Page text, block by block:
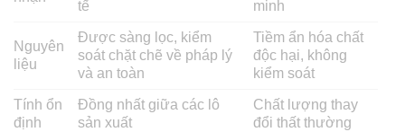
tế
minh
Nguyên
liệu
Được sàng lọc, kiểm
soát chặt chẽ về pháp lý
và an toàn
Tiềm ẩn hóa chất
độc hại, không
kiểm soát
Tính ổn
định
Đồng nhất giữa các lô
sản xuất
Chất lượng thay
đổi thất thường